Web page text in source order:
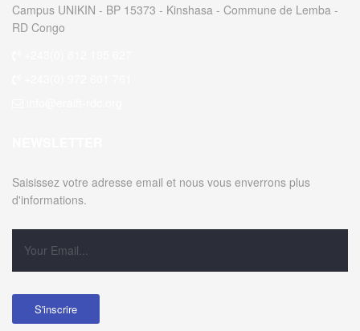
Campus UNIKIN - BP 15373 - Kinshasa - Commune de Lemba -
RD Congo
Saisissez votre adresse email et nous vous enverrons plus
d'informations.